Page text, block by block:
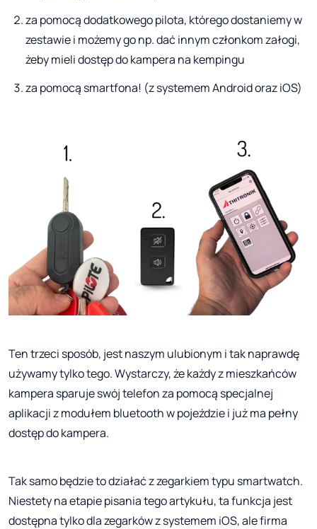
za pomocą dodatkowego pilota, którego dostaniemy w
zestawie i możemy go np. dać innym członkom załogi,
żeby mieli dostęp do kampera na kempingu
za pomocą smartfona! (z systemem Android oraz iOS)
Ten trzeci sposób, jest naszym ulubionym i tak naprawdę
używamy tylko tego. Wystarczy, że każdy z mieszkańców
kampera sparuje swój telefon za pomocą specjalnej
aplikacji z modułem bluetooth w pojeździe i już ma pełny
dostęp do kampera.
Tak samo będzie to działać z zegarkiem typu smartwatch.
Niestety na etapie pisania tego artykułu, ta funkcja jest
dostępna tylko dla zegarków z systemem iOS, ale firma